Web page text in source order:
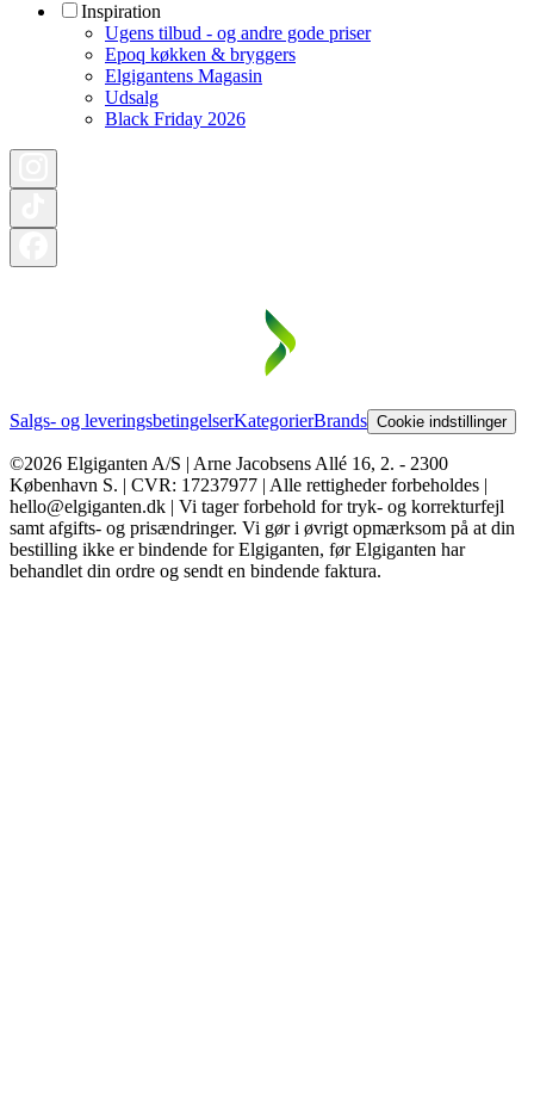
Inspiration
Ugens tilbud - og andre gode priser
Epoq køkken & bryggers
Elgigantens Magasin
Udsalg
Black Friday 2026
Salgs- og leveringsbetingelserKategorierBrands Cookie indstillinger
©2026 Elgiganten A/S | Arne Jacobsens Allé 16, 2. - 2300
København S. | CVR: 17237977 | Alle rettigheder forbeholdes |
hello@elgiganten.dk | Vi tager forbehold for tryk- og korrekturfejl
samt afgifts- og prisændringer. Vi gør i øvrigt opmærksom på at din
bestilling ikke er bindende for Elgiganten, før Elgiganten har
behandlet din ordre og sendt en bindende faktura.